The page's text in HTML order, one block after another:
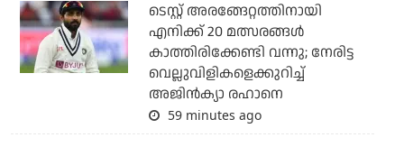
ടെസ്റ്റ് അരങ്ങേറ്റത്തിനായി
എനിക്ക് 20 മത്സരങ്ങള്‍
കാത്തിരിക്കേണ്ടി വന്നു; നേരിട്ട
വെല്ലുവിളികളെക്കുറിച്ച്
അജിന്‍ക്യാ രഹാനെ
59 minutes ago